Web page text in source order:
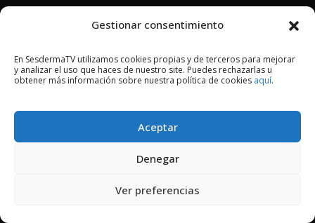
Gestionar consentimiento
En SesdermaTV utilizamos cookies propias y de terceros para mejorar
y analizar el uso que haces de nuestro site. Puedes rechazarlas u
obtener más información sobre nuestra política de cookies aquí.
Aceptar
Denegar
Ver preferencias